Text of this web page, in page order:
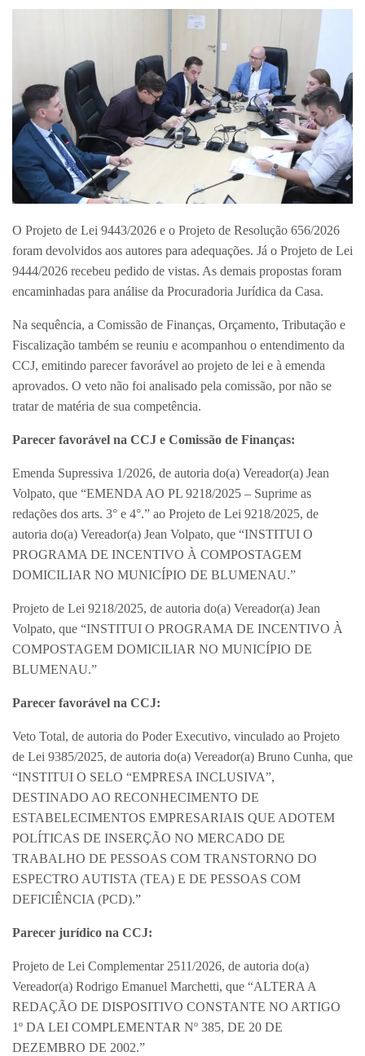
O Projeto de Lei 9443/2026 e o Projeto de Resolução 656/2026
foram devolvidos aos autores para adequações. Já o Projeto de Lei
9444/2026 recebeu pedido de vistas. As demais propostas foram
encaminhadas para análise da Procuradoria Jurídica da Casa.
Na sequência, a Comissão de Finanças, Orçamento, Tributação e
Fiscalização também se reuniu e acompanhou o entendimento da
CCJ, emitindo parecer favorável ao projeto de lei e à emenda
aprovados. O veto não foi analisado pela comissão, por não se
tratar de matéria de sua competência.
Parecer favorável na CCJ e Comissão de Finanças:
Emenda Supressiva 1/2026, de autoria do(a) Vereador(a) Jean
Volpato, que “EMENDA AO PL 9218/2025 – Suprime as
redações dos arts. 3° e 4°.” ao Projeto de Lei 9218/2025, de
autoria do(a) Vereador(a) Jean Volpato, que “INSTITUI O
PROGRAMA DE INCENTIVO À COMPOSTAGEM
DOMICILIAR NO MUNICÍPIO DE BLUMENAU.”
Projeto de Lei 9218/2025, de autoria do(a) Vereador(a) Jean
Volpato, que “INSTITUI O PROGRAMA DE INCENTIVO À
COMPOSTAGEM DOMICILIAR NO MUNICÍPIO DE
BLUMENAU.”
Parecer favorável na CCJ:
Veto Total, de autoria do Poder Executivo, vinculado ao Projeto
de Lei 9385/2025, de autoria do(a) Vereador(a) Bruno Cunha, que
“INSTITUI O SELO “EMPRESA INCLUSIVA”,
DESTINADO AO RECONHECIMENTO DE
ESTABELECIMENTOS EMPRESARIAIS QUE ADOTEM
POLÍTICAS DE INSERÇÃO NO MERCADO DE
TRABALHO DE PESSOAS COM TRANSTORNO DO
ESPECTRO AUTISTA (TEA) E DE PESSOAS COM
DEFICIÊNCIA (PCD).”
Parecer jurídico na CCJ:
Projeto de Lei Complementar 2511/2026, de autoria do(a)
Vereador(a) Rodrigo Emanuel Marchetti, que “ALTERA A
REDAÇÃO DE DISPOSITIVO CONSTANTE NO ARTIGO
1º DA LEI COMPLEMENTAR Nº 385, DE 20 DE
DEZEMBRO DE 2002.”